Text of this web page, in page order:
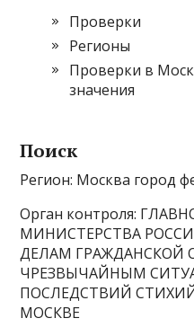
Проверки
Регионы
Проверки в
значения
Поиcк
Регион: Москва город
Орган контроля:
МИНИСТЕРСТВА
ДЕЛАМ ГРАЖДАНСКОЙ
ЧРЕЗВЫЧАЙНЫМ
ПОСЛЕДСТВИЙ
МОСКВЕ